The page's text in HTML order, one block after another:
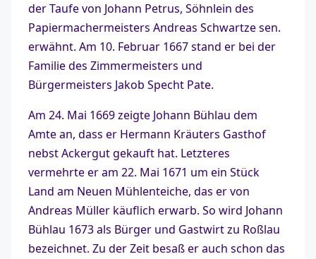
der Taufe von Johann Petrus, Söhnlein des
Papiermachermeisters Andreas Schwartze sen.
erwähnt. Am 10. Februar 1667 stand er bei der
Familie des Zimmermeisters und
Bürgermeisters Jakob Specht Pate.
Am 24. Mai 1669 zeigte Johann Bühlau dem
Amte an, dass er Hermann Kräuters Gasthof
nebst Ackergut gekauft hat. Letzteres
vermehrte er am 22. Mai 1671 um ein Stück
Land am Neuen Mühlenteiche, das er von
Andreas Müller käuflich erwarb. So wird Johann
Bühlau 1673 als Bürger und Gastwirt zu Roßlau
bezeichnet. Zu der Zeit besaß er auch schon das